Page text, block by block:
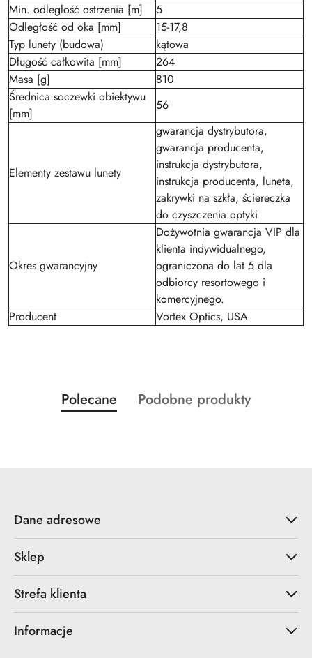
Min. odległość ostrzenia [m]
5
Odległość od oka [mm]
15-17,8
Typ lunety (budowa)
kątowa
Długość całkowita [mm]
264
Masa [g]
810
Średnica soczewki obiektywu
[mm]
56
Elementy zestawu lunety
gwarancja dystrybutora,
gwarancja producenta,
instrukcja dystrybutora,
instrukcja producenta, luneta,
zakrywki na szkła, ściereczka
do czyszczenia optyki
Okres gwarancyjny
Dożywotnia gwarancja VIP dla
klienta indywidualnego,
ograniczona do lat 5 dla
odbiorcy resortowego i
komercyjnego.
Producent
Vortex Optics, USA
Pomiń karuzelę produktów
Produkty
o
Polecane
Produkty
Podobne produkty
Dane adresowe
Sklep
Strefa klienta
Informacje